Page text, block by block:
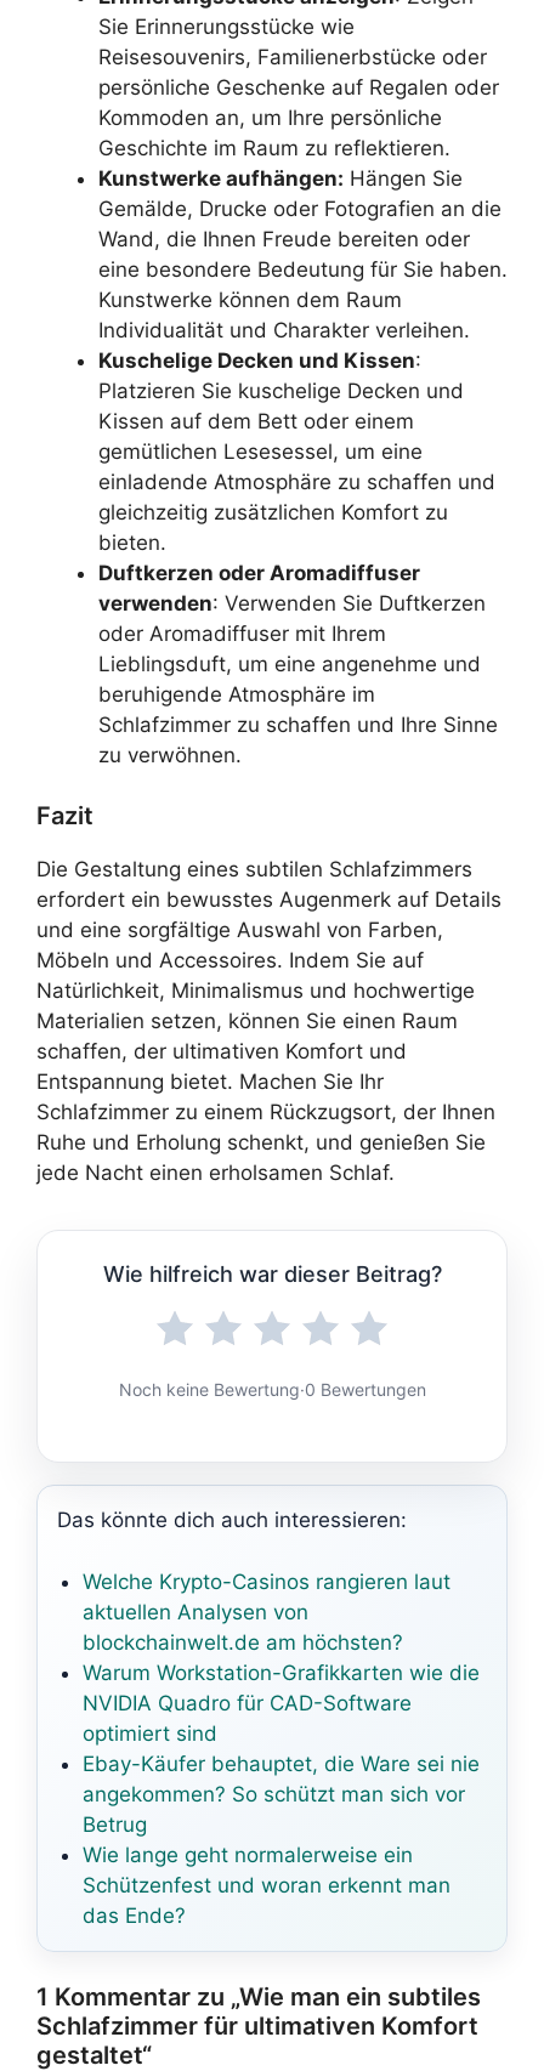
Sie Erinnerungsstücke wie
Reisesouvenirs, Familienerbstücke oder
persönliche Geschenke auf Regalen oder
Kommoden an, um Ihre persönliche
Geschichte im Raum zu reflektieren.
Kunstwerke aufhängen: Hängen Sie
Gemälde, Drucke oder Fotografien an die
Wand, die Ihnen Freude bereiten oder
eine besondere Bedeutung für Sie haben.
Kunstwerke können dem Raum
Individualität und Charakter verleihen.
Kuschelige Decken und Kissen:
Platzieren Sie kuschelige Decken und
Kissen auf dem Bett oder einem
gemütlichen Lesesessel, um eine
einladende Atmosphäre zu schaffen und
gleichzeitig zusätzlichen Komfort zu
bieten.
Duftkerzen oder Aromadiffuser
verwenden: Verwenden Sie Duftkerzen
oder Aromadiffuser mit Ihrem
Lieblingsduft, um eine angenehme und
beruhigende Atmosphäre im
Schlafzimmer zu schaffen und Ihre Sinne
zu verwöhnen.
Fazit
Die Gestaltung eines subtilen Schlafzimmers
erfordert ein bewusstes Augenmerk auf Details
und eine sorgfältige Auswahl von Farben,
Möbeln und Accessoires. Indem Sie auf
Natürlichkeit, Minimalismus und hochwertige
Materialien setzen, können Sie einen Raum
schaffen, der ultimativen Komfort und
Entspannung bietet. Machen Sie Ihr
Schlafzimmer zu einem Rückzugsort, der Ihnen
Ruhe und Erholung schenkt, und genießen Sie
jede Nacht einen erholsamen Schlaf.
Wie hilfreich war dieser Beitrag?
Noch keine Bewertung·0 Bewertungen
Das könnte dich auch interessieren:
Welche Krypto-Casinos rangieren laut
aktuellen Analysen von
blockchainwelt.de am höchsten?
Warum Workstation-Grafikkarten wie die
NVIDIA Quadro für CAD-Software
optimiert sind
Ebay-Käufer behauptet, die Ware sei nie
angekommen? So schützt man sich vor
Betrug
Wie lange geht normalerweise ein
Schützenfest und woran erkennt man
das Ende?
1 Kommentar zu „Wie man ein subtiles
Schlafzimmer für ultimativen Komfort
gestaltet“